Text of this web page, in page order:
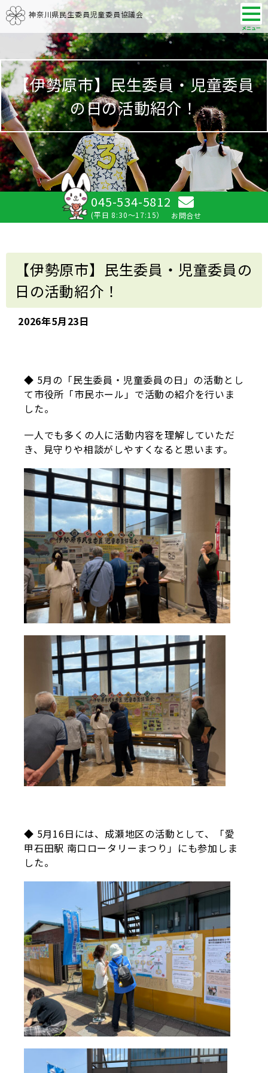
神奈川県民生委員児童委員協議会
【伊勢原市】民生委員・児童委員
の日の活動紹介！
045-534-5812
(平日 8:30～17:15） お問合せ
【伊勢原市】民生委員・児童委員の
日の活動紹介！
2026年5月23日
◆ 5月の「民生委員・児童委員の日」の活動とし
て市役所「市民ホール」で活動の紹介を行いま
した。
一人でも多くの人に活動内容を理解していただ
き、見守りや相談がしやすくなると思います。
◆ 5月16日には、成瀬地区の活動として、「愛
甲石田駅 南口ロータリーまつり」にも参加しま
した。